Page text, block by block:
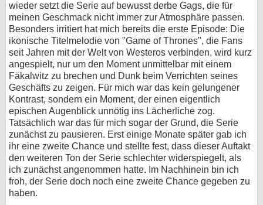
wieder setzt die Serie auf bewusst derbe Gags, die für
meinen Geschmack nicht immer zur Atmosphäre passen.
Besonders irritiert hat mich bereits die erste Episode: Die
ikonische Titelmelodie von "Game of Thrones", die Fans
seit Jahren mit der Welt von Westeros verbinden, wird kurz
angespielt, nur um den Moment unmittelbar mit einem
Fäkalwitz zu brechen und Dunk beim Verrichten seines
Geschäfts zu zeigen. Für mich war das kein gelungener
Kontrast, sondern ein Moment, der einen eigentlich
epischen Augenblick unnötig ins Lächerliche zog.
Tatsächlich war das für mich sogar der Grund, die Serie
zunächst zu pausieren. Erst einige Monate später gab ich
ihr eine zweite Chance und stellte fest, dass dieser Auftakt
den weiteren Ton der Serie schlechter widerspiegelt, als
ich zunächst angenommen hatte. Im Nachhinein bin ich
froh, der Serie doch noch eine zweite Chance gegeben zu
haben.